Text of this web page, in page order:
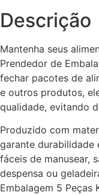
Descrição
Mantenha seus
Prendedor de
fechar pacotes de
e outros produtos,
qualidade, evitando
Produzido com
garante durabilidade
fáceis de manusear,
despensa ou
Embalagem 5 Peças